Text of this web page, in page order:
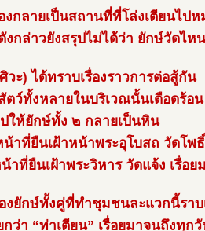
งกลายเป็นสถานที่ที่โล่งเตียนไปห
งกล่าวยังสรุปไม่ได้ว่า ยักษ์วัดไห
วะ) ได้ทราบเรื่องราวการต่อสู้กัน
ว์ทั้งหลายในบริเวณนั้นเดือดร้อน
ให้ยักษ์ทั้ง ๒ กลายเป็นหิน
าที่ยืนเฝ้าหน้าพระอุโบสถ วัดโพธิ์
ที่ยืนเฝ้าพระวิหาร วัดแจ้ง เรื่อย
ยักษ์ทั้งคู่ที่ทำชุมชนละแวกนี้ราบ
ว่า “ท่าเตียน” เรื่อยมาจนถึงทุก